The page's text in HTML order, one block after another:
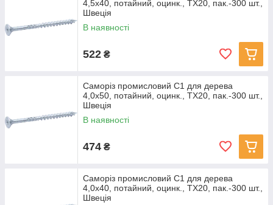
4,5х40, потайний, оцинк., TX20, пак.-300 шт.,
Швеція
В наявності
522 ₴
Саморіз промисловий С1 для дерева
4,0х50, потайний, оцинк., TX20, пак.-300 шт.,
Швеція
В наявності
474 ₴
Саморіз промисловий С1 для дерева
4,0х40, потайний, оцинк., TX20, пак.-300 шт.,
Швеція